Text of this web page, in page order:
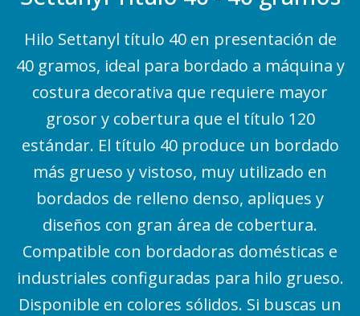
Hilo Settanyl título 40 en presentación de
40 gramos, ideal para bordado a máquina y
costura decorativa que requiere mayor
grosor y cobertura que el título 120
estándar. El título 40 produce un bordado
más grueso y vistoso, muy utilizado en
bordados de relleno denso, apliques y
diseños con gran área de cobertura.
Compatible con bordadoras domésticas e
industriales configuradas para hilo grueso.
Disponible en colores sólidos. Si buscas un